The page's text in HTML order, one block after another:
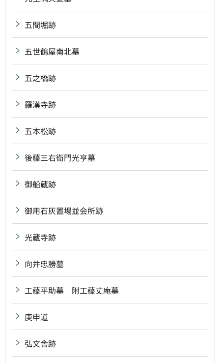
五間堀跡
五世鶴屋南北墓
五之橋跡
羅漢寺跡
五本松跡
後藤三右衛門光亨墓
御船蔵跡
御用石灰置場並会所跡
光蔵寺跡
向井忠勝墓
工藤平助墓 附工藤丈庵墓
庚申道
弘文舎跡